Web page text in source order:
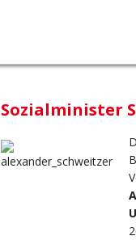
Sozialminister